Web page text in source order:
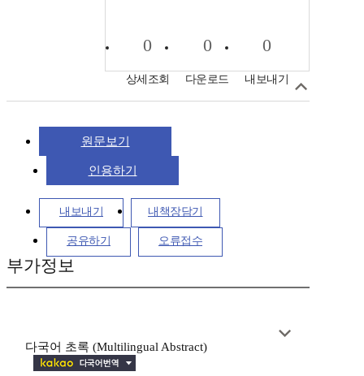
0
상세조회
0
다운로드
0
내보내기
원문보기
인용하기
내보내기 내책장담기
공유하기 오류접수
부가정보
다국어 초록 (Multilingual Abstract)